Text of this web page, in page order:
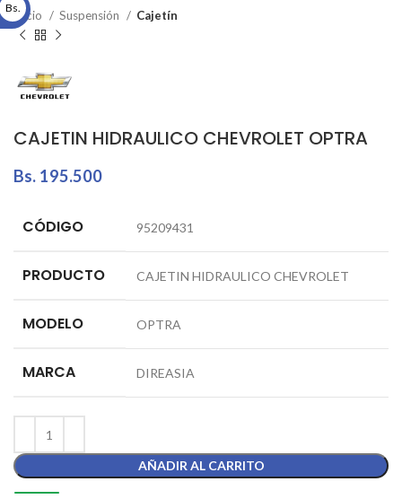
Inicio Suspensión Cajetín
CAJETIN HIDRAULICO CHEVROLET OPTRA
Bs. 195.500
CÓDIGO 95209431
PRODUCTO CAJETIN HIDRAULICO CHEVROLET
MODELO OPTRA
MARCA DIREASIA
AÑADIR AL CARRITO
Bs.